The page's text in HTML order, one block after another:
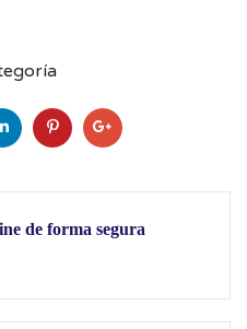
de forma segura